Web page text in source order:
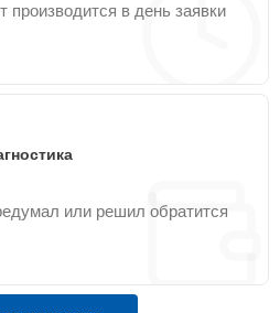
производится в день заявки
или решил обратится